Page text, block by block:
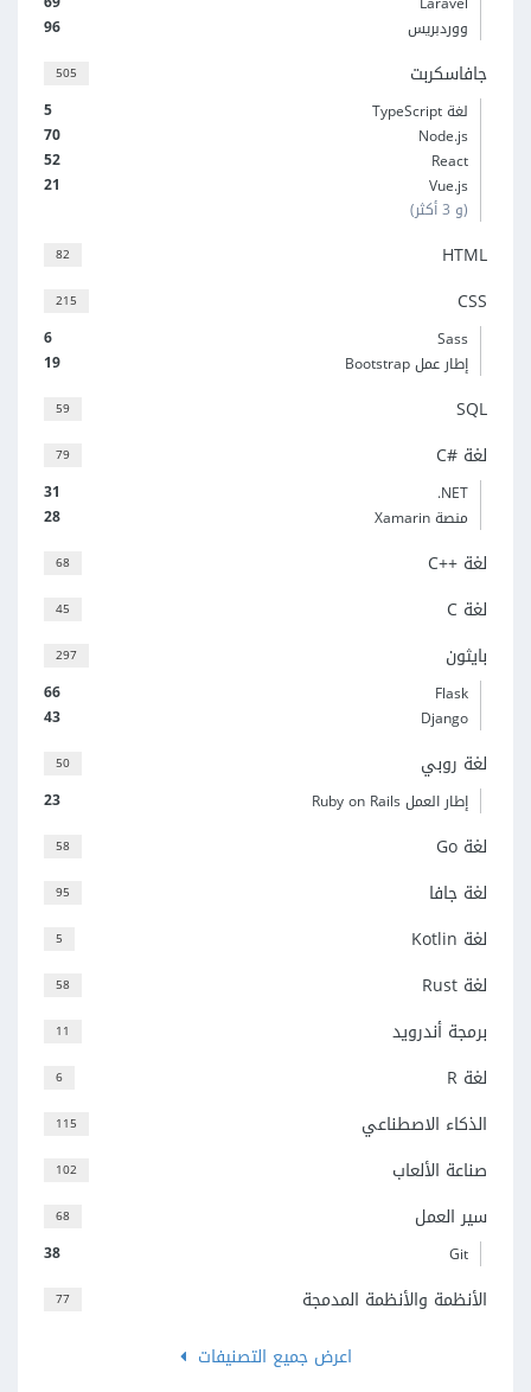
96
ووردبريس
505 جافاسكربت
5
لغة TypeScript
70
Node.js
52
React
21
Vue.js
(و 3 أكثر)
82 HTML
215 CSS
6
Sass
19
إطار عمل Bootstrap
59 SQL
79 لغة C#‎
31
‎.NET
28
منصة Xamarin
68 لغة C++‎
45 لغة C
297 بايثون
66
Flask
43
Django
50 لغة روبي
23 إطار العمل Ruby on Rails
58 لغة Go
95 لغة جافا
5 لغة Kotlin
58 لغة Rust
11 برمجة أندرويد
6 لغة R
115 الذكاء الاصطناعي
102 صناعة الألعاب
68 سير العمل
38 Git
77
الأنظمة والأنظمة المدمجة
اعرض جميع التصنيفات